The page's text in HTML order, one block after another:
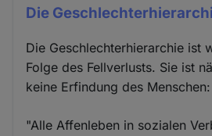
Die
Die Geschlechterhierarchie ist
Folge des Fellverlusts. Sie ist
keine Erfindung des Menschen:
"Alle Affenleben in sozialen